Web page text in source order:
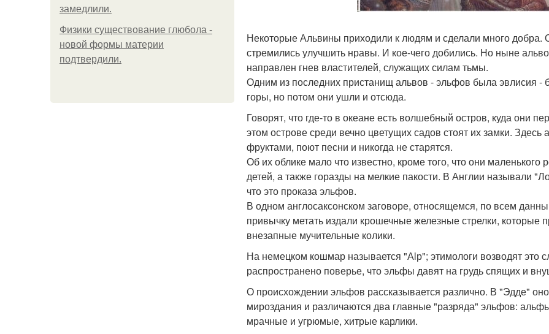
замедлили.
Физики существование глюбола -
новой формы материи
подтвердили.
Некоторые Альвины приходили к людям и сделали много
стремились улучшить нравы. И кое-чего добились. Но ныне
направлен гнев властителей, служащих силам тьмы.
Одним из последних пристанищ альвов - эльфов была эвлисия -
горы, но потом они ушли и отсюда.
Говорят, что где-то в океане есть волшебный остров, куда они
этом острове среди вечно цветущих садов стоят их замки. Здесь
фруктами, поют песни и никогда не старятся.
Об их облике мало что известно, кроме того, что они
детей, а также горазды на мелкие пакости. В Англии называли
что это проказа эльфов.
В одном англосаксонском заговоре, относящемся, по всем
привычку метать издали крошечные железные стрелки, которые
внезапные мучительные колики.
На немецком кошмар называется "Аlр"; этимологи возводят это
распространено поверье, что эльфы давят на грудь спящих и
О происхождении эльфов рассказывается различно. В "Эдде"
мироздания и различаются два главные "разряда" эльфов:
мрачные и угрюмые, хитрые карлики.